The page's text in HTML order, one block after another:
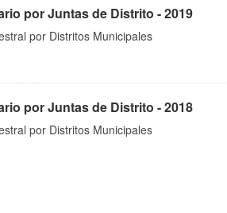
por Juntas de Distrito - 2019
por Distritos Municipales
por Juntas de Distrito - 2018
por Distritos Municipales